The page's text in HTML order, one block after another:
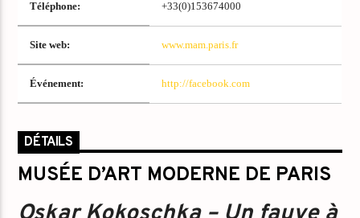
Téléphone: +33(0)153674000
Site web: www.mam.paris.fr
Événement: http://facebook.com
DÉTAILS
MUSÉE D’ART MODERNE DE PARIS